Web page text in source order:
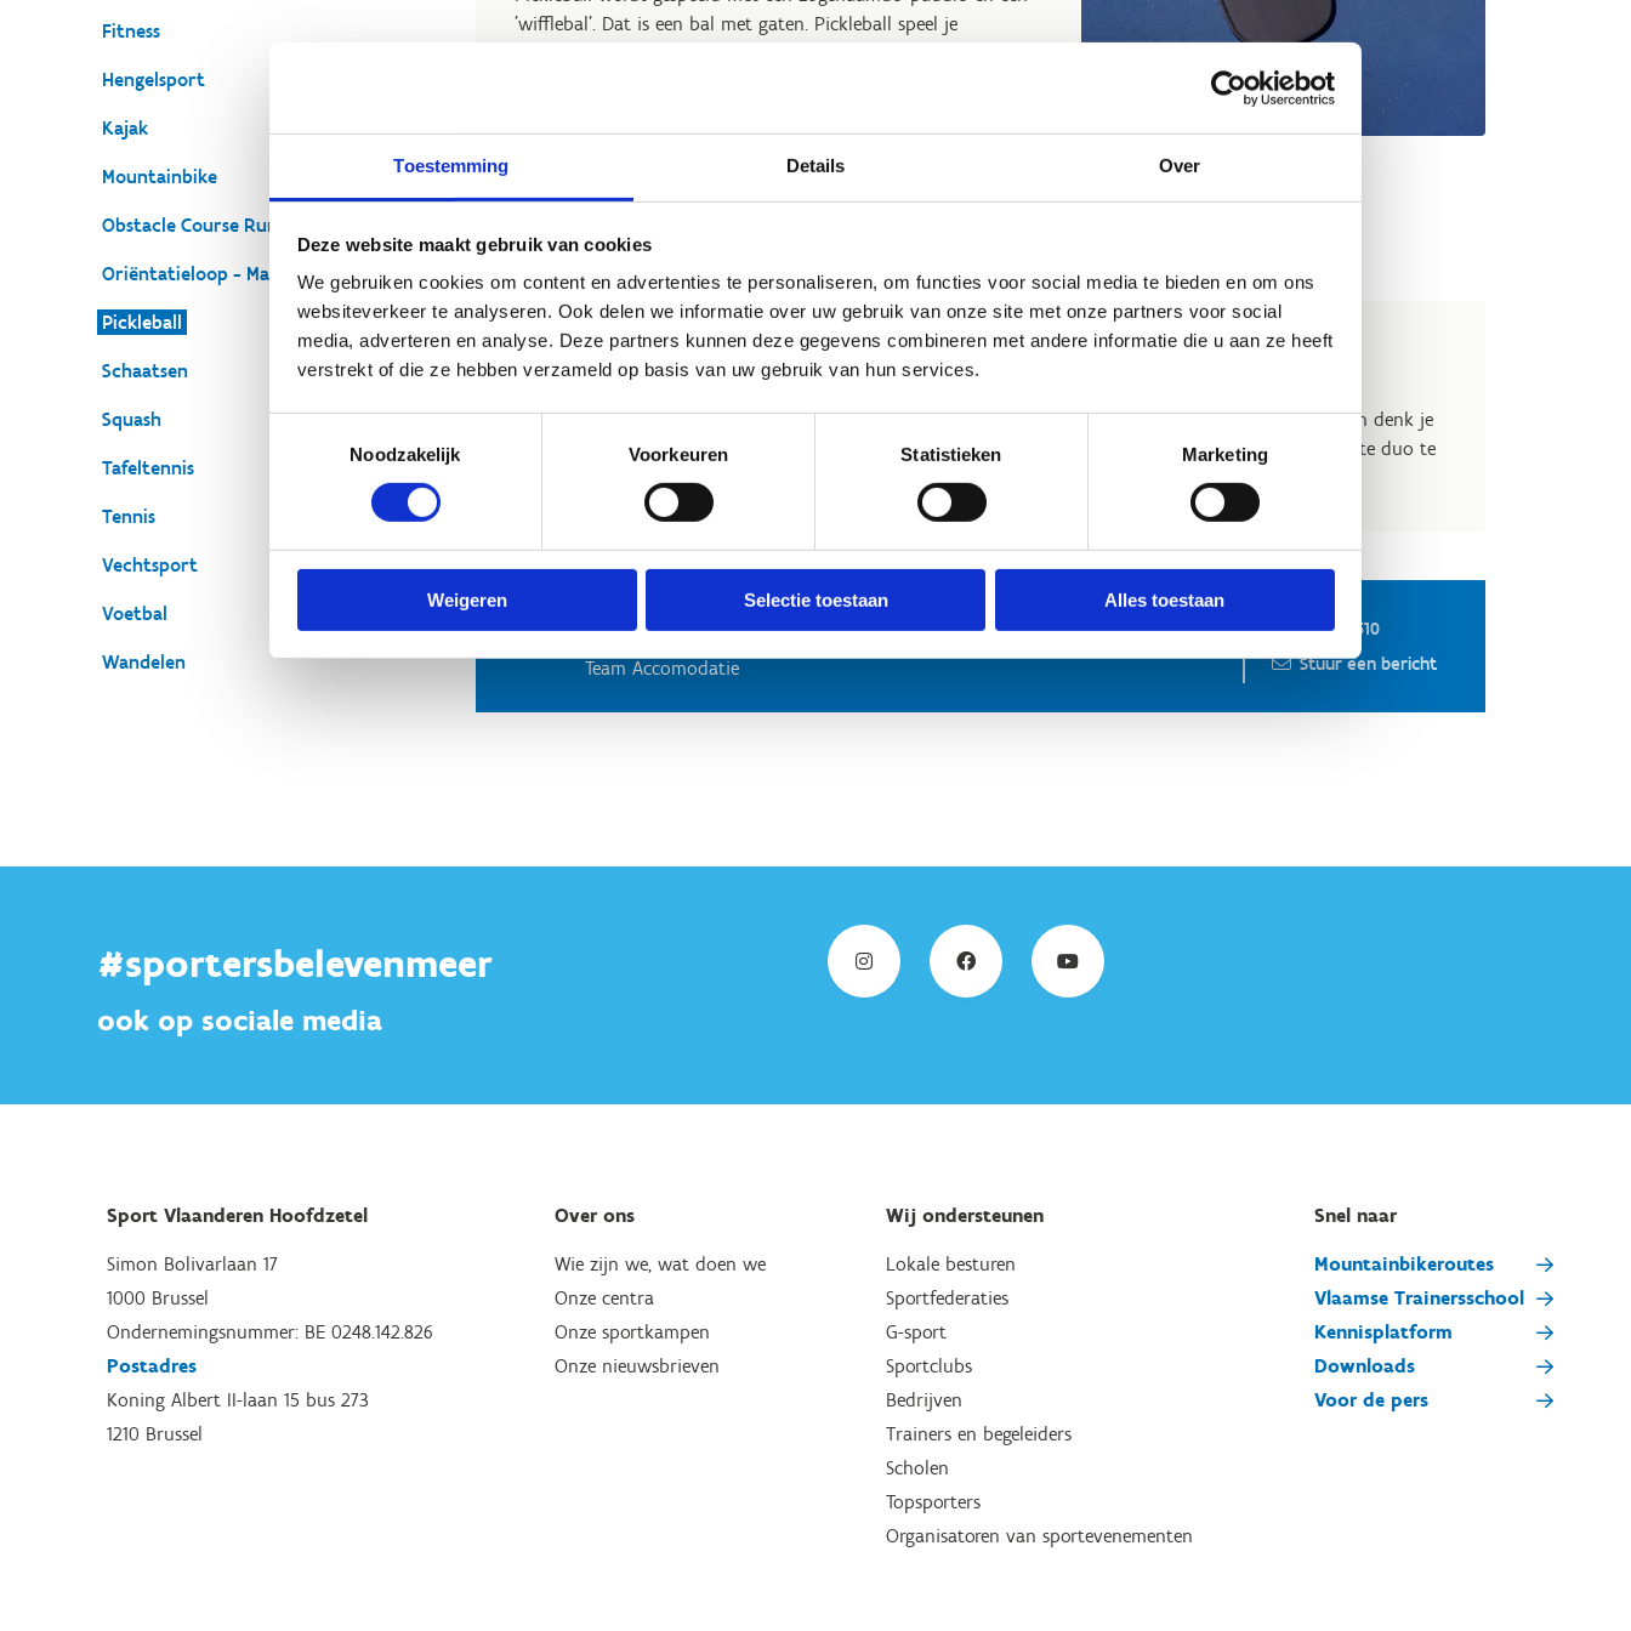
Toestemming Details Over
Deze website maakt gebruik van cookies
We gebruiken cookies om content en advertenties te personaliseren, om functies voor social media te bieden en om ons
websiteverkeer te analyseren. Ook delen we informatie over uw gebruik van onze site met onze partners voor social
media, adverteren en analyse. Deze partners kunnen deze gegevens combineren met andere informatie die u aan ze heeft
verstrekt of die ze hebben verzameld op basis van uw gebruik van hun services.
Noodzakelijk
Voorkeuren Statistieken Marketing
Weigeren Selectie toestaan Alles toestaan
Fitness
Hengelsport
Kajak
Mountainbike
Obstacle Course Running (OCR)
Oriëntatieloop - Mapico
Pickleball
Schaatsen
Squash
Tafeltennis
Tennis
Vechtsport
Voetbal
Wandelen
'wifflebal'. Dat is een bal met gaten. Pickleball speel je
Eens uitproberen?
Zin om deze fantastische sport eens uit te proberen en denk je
dat je de juiste partner gevonden hebt om het perfecte duo te
vormen?
in ons centrum.
Meer weten? Neem contact met ons op
Team Accomodatie
014859510
Stuur een bericht
#sportersbelevenmeer
ook op sociale media
Sport Vlaanderen Hoofdzetel
Simon Bolivarlaan 17
1000 Brussel
Ondernemingsnummer: BE 0248.142.826
Postadres
Koning Albert II-laan 15 bus 273
1210 Brussel
Over ons
Wie zijn we, wat doen we
Onze centra
Onze sportkampen
Onze nieuwsbrieven
Wij ondersteunen
Lokale besturen
Sportfederaties
G-sport
Sportclubs
Bedrijven
Trainers en begeleiders
Scholen
Topsporters
Organisatoren van sportevenementen
Snel naar
Mountainbikeroutes
Vlaamse Trainersschool
Kennisplatform
Downloads
Voor de pers